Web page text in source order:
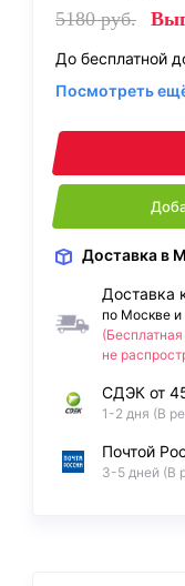
5180руб.
До бесплатной
Посмотреть
Доставка в
Доставка
по Москве
не
СДЭК от
1-2 дня (В
Почтой
3-5 дней (В